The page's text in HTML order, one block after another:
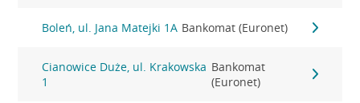
Boleń, ul. Jana Matejki 1A Bankomat (Euronet)
Cianowice Duże, ul. Krakowska
1
Bankomat
(Euronet)